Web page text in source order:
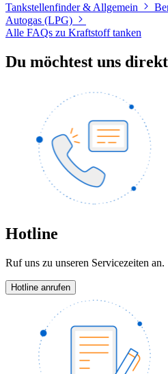
Tankstellenfinder & Allgemein
Autogas (LPG)
Alle FAQs zu Kraftstoff tanken
Du möchtest uns
Hotline
Ruf uns zu unseren Servicezeiten an.
Hotline anrufen